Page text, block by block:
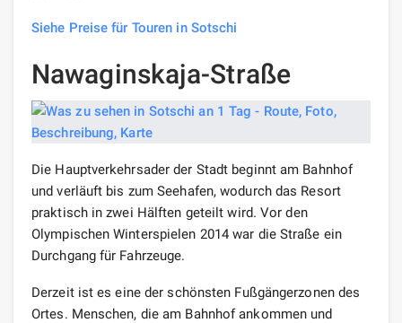
Siehe Preise für Touren in Sotschi
Nawaginskaja-Straße
Die Hauptverkehrsader der Stadt beginnt am Bahnhof
und verläuft bis zum Seehafen, wodurch das Resort
praktisch in zwei Hälften geteilt wird. Vor den
Olympischen Winterspielen 2014 war die Straße ein
Durchgang für Fahrzeuge.
Derzeit ist es eine der schönsten Fußgängerzonen des
Ortes. Menschen, die am Bahnhof ankommen und